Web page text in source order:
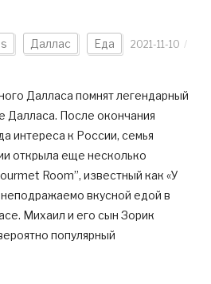
Даллас Еда
2021-11-10
Далласа помнят легендарный
Далласа. После окончания
интереса к России, семья
открыла еще несколько
Room”, известный как «У
вкусной едой в
Михаил и его сын Зорик
популярный